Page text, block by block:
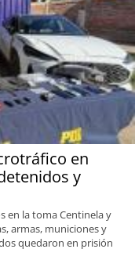
en
y
en la toma Centinela y
armas, municiones y
quedaron en prisión